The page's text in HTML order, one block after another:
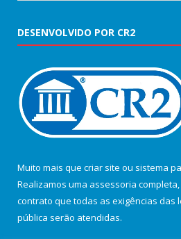
DESENVOLVIDO POR CR2
Muito mais que criar site ou sistema
Realizamos uma assessoria
contrato que todas as exigências das
pública serão atendidas.